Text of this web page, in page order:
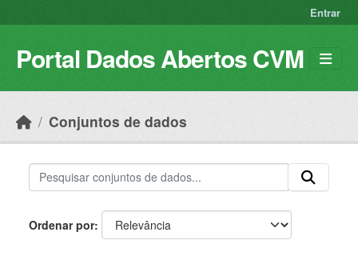
Entrar
Portal Dados Abertos CVM
Conjuntos de dados
Ordenar por